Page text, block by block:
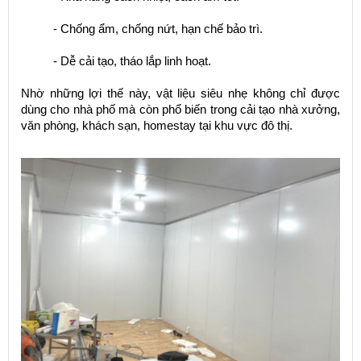
- Chống ẩm, chống nứt, hạn chế bảo trì.
- Dễ cải tạo, tháo lắp linh hoạt.
Nhờ những lợi thế này, vật liệu siêu nhẹ không chỉ được
dùng cho nhà phố mà còn phổ biến trong cải tạo nhà xưởng,
văn phòng, khách sạn, homestay tại khu vực đô thị.